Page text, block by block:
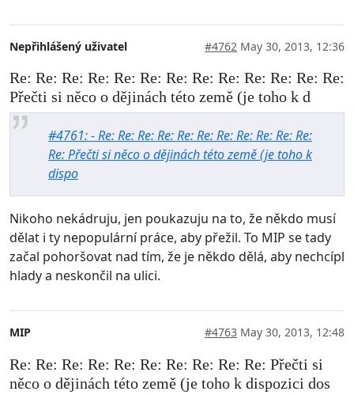
Nepřihlášený uživatel #4762 May 30, 2013, 12:36
Re: Re: Re: Re: Re: Re: Re: Re: Re: Re: Re: Re: Re:
Přečti si něco o dějinách této země (je toho k d
#4761: - Re: Re: Re: Re: Re: Re: Re: Re: Re: Re: Re:
Re: Přečti si něco o dějinách této země (je toho k
dispo
Nikoho nekádruju, jen poukazuju na to, že někdo musí
dělat i ty nepopulární práce, aby přežil. To MIP se tady
začal pohoršovat nad tím, že je někdo dělá, aby nechcípl
hlady a neskončil na ulici.
MIP #4763 May 30, 2013, 12:48
Re: Re: Re: Re: Re: Re: Re: Re: Re: Re: Přečti si
něco o dějinách této země (je toho k dispozici dos